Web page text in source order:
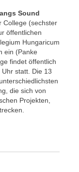
Sound
College (sechster
öffentlichen
Hungaricum
ein (Panke
findet öffentlich
statt. Die 13
die sich von
Projekten,